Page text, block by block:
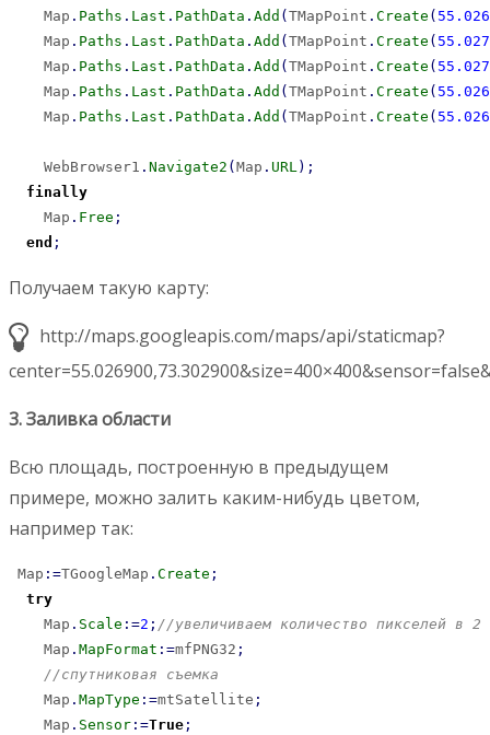
    Map
. Paths . Last . PathData . Add ( TMapPoint . Create (
    Map
. Paths . Last . PathData . Add ( TMapPoint . Create (
    Map
. Paths . Last . PathData . Add ( TMapPoint . Create (
    Map
. Paths . Last . PathData . Add ( TMapPoint . Create (
    Map
. Paths . Last . PathData . Add ( TMapPoint . Create (
    WebBrowser1
. Navigate2 ( Map . URL ) ;
finally
    Map
. Free ;
end ;
Получаем такую карту:
http://maps.googleapis.com/maps/api/staticmap?
3. Заливка области
Всю площадь, построенную в предыдущем
примере, можно залить каким-нибудь цветом,
например так:
Map : =TGoogleMap . Create ;
try
    Map
. Scale : =2 ; //увеличиваем количество пикселей в 2
    Map
. MapFormat : =mfPNG32 ;
//спутниковая съемка
    Map
. MapType : =mtSatellite ;
    Map
. Sensor : =True ;